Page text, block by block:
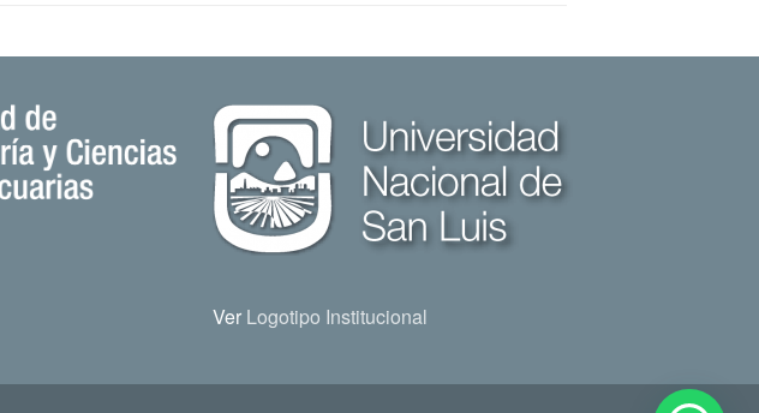
Ver Logotipo Institucional